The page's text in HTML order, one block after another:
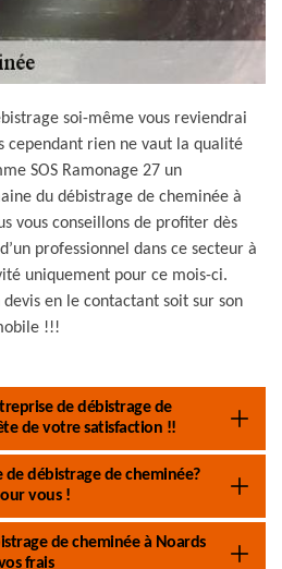
soi-même vous reviendrai
cependant rien ne vaut la qualité
SOS Ramonage 27 un
du débistrage de cheminée à
vous conseillons de profiter dès
professionnel dans ce secteur à
uniquement pour ce mois-ci.
en le contactant soit sur son
!!!
de débistrage de
de votre satisfaction !!
de débistrage de cheminée?
vous !
de cheminée à Noards
frais